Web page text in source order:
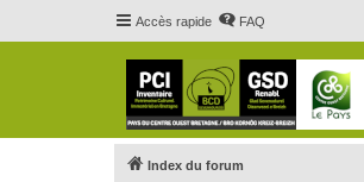
Accès rapide FAQ
Index du forum